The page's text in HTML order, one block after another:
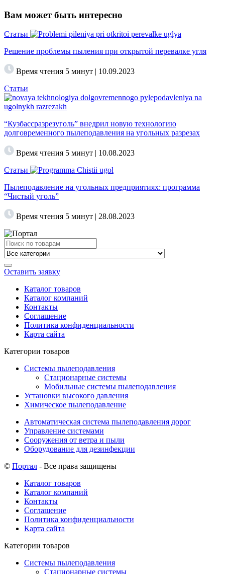
Вам может быть интересно
Статьи
Решение проблемы пыления при открытой перевалке угля
Время чтения 5 минут | 10.09.2023
Статьи
“Кузбассразрезуголь” внедрил новую технологию
долговременного пылеподавления на угольных разрезах
Время чтения 5 минут | 10.08.2023
Статьи
Пылеподавление на угольных предприятиях: программа
“Чистый уголь”
Время чтения 5 минут | 28.08.2023
Search
for:
Оставить заявку
Каталог товаров
Каталог компаний
Контакты
Соглашение
Политика конфиденциальности
Карта сайта
Категории товаров
Системы пылеподавления
Стационарные системы
Мобильные системы пылеподавления
Установки высокого давления
Химическое пылеподавление
Автоматическая система пылеподавления дорог
Управление системами
Сооружения от ветра и пыли
Оборудование для дезинфекции
© Портал - Все права защищены
Каталог товаров
Каталог компаний
Контакты
Соглашение
Политика конфиденциальности
Карта сайта
Категории товаров
Системы пылеподавления
Стационарные системы